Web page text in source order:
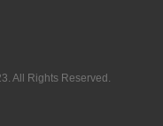
All Rights Reserved.